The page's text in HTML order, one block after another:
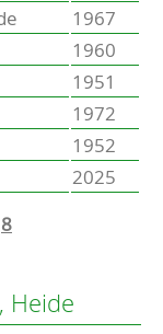
1967
1960
1951
1972
1952
2025
8
Heide